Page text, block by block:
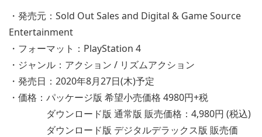
・発売元：Sold Out Sales and Digital & Game Source
Entertainment
・フォーマット：PlayStation 4
・ジャンル：アクション / リズムアクション
・発売日：2020年8月27日(木)予定
・価格：パッケージ版 希望小売価格 4980円+税
ダウンロード版 通常版 販売価格：4,980円 (税込)
ダウンロード版 デジタルデラックス版 販売価